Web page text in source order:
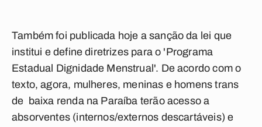
Também foi publicada hoje a sanção da lei que
institui e define diretrizes para o 'Programa
Estadual Dignidade Menstrual'. De acordo com o
texto, agora, mulheres, meninas e homens trans
de baixa renda na Paraíba terão acesso a
absorventes (internos/externos descartáveis) e